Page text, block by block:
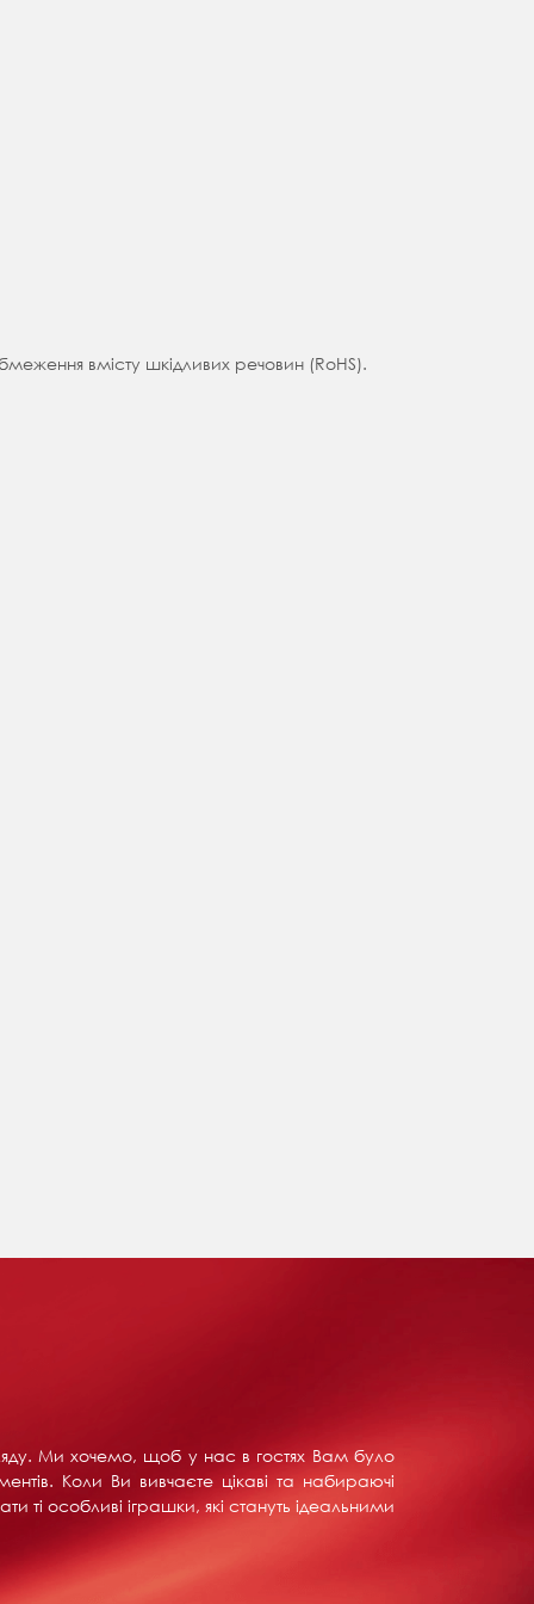
вмісту шкідливих речовин (RoHS).
Ми хочемо, щоб у нас в гостях Вам було
Коли Ви вивчаєте цікаві та набираючі
ті особливі іграшки, які стануть ідеальними